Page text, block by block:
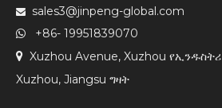
 sales3@jinpeng-global.com
 +86- 19951839070
 Xuzhou Avenue, Xuzhou
Xuzhou, Jiangsu ግዛት